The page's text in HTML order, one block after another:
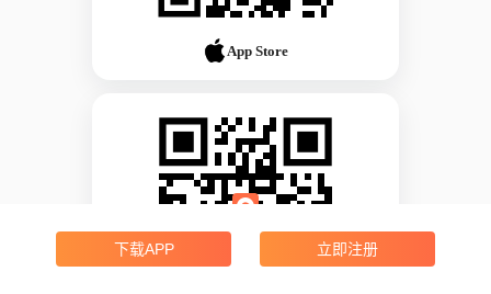
App Store
下载APP 立即注册